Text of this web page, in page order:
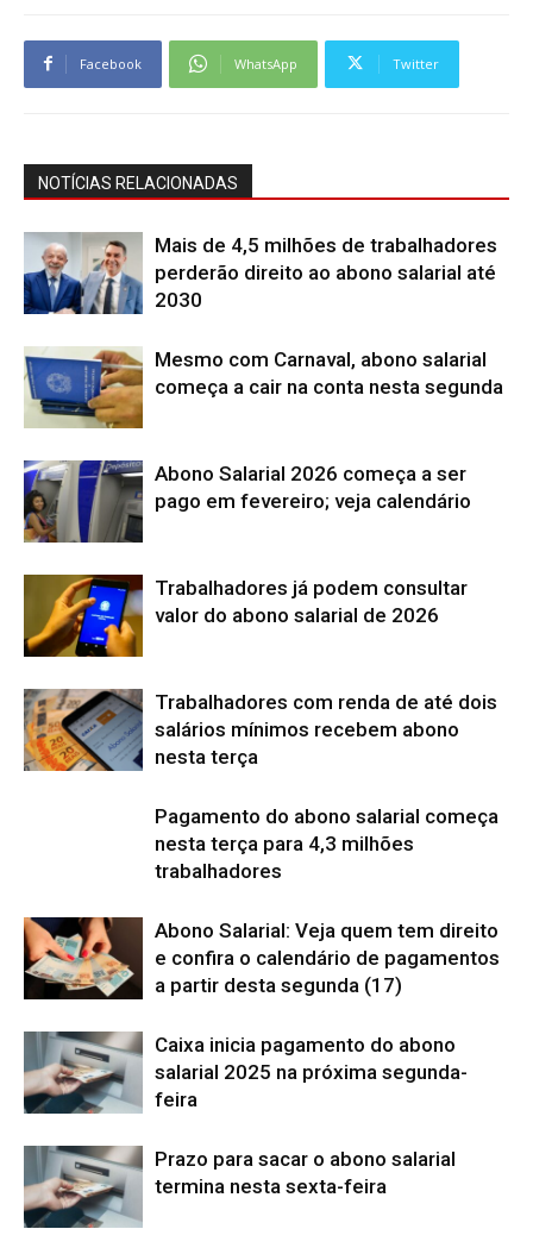
Facebook WhatsApp Twitter
NOTÍCIAS RELACIONADAS
Mais de 4,5 milhões de trabalhadores
perderão direito ao abono salarial até
2030
Mesmo com Carnaval, abono salarial
começa a cair na conta nesta segunda
Abono Salarial 2026 começa a ser
pago em fevereiro; veja calendário
Trabalhadores já podem consultar
valor do abono salarial de 2026
Trabalhadores com renda de até dois
salários mínimos recebem abono
nesta terça
Pagamento do abono salarial começa
nesta terça para 4,3 milhões
trabalhadores
Abono Salarial: Veja quem tem direito
e confira o calendário de pagamentos
a partir desta segunda (17)
Caixa inicia pagamento do abono
salarial 2025 na próxima segunda-
feira
Prazo para sacar o abono salarial
termina nesta sexta-feira